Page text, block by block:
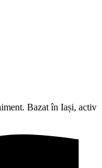
Bazat în Iași, activ